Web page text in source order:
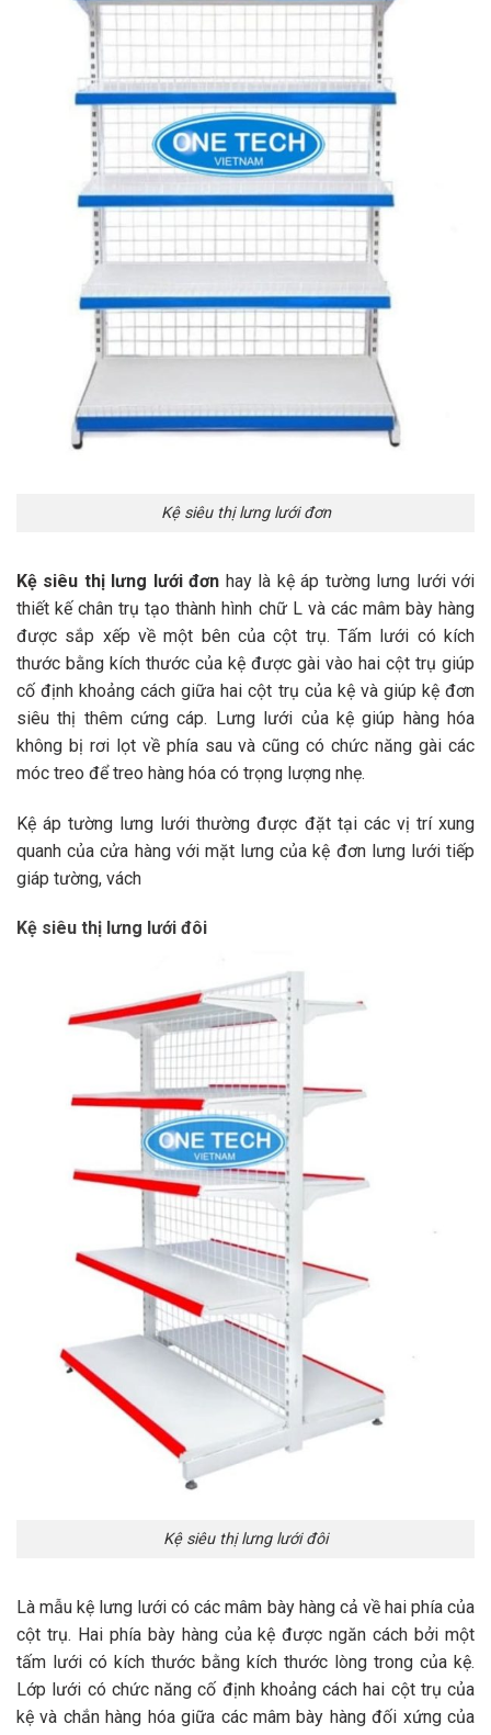
Kệ siêu thị lưng lưới đơn
Kệ siêu thị lưng lưới đơn hay là kệ áp tường lưng lưới với
thiết kế chân trụ tạo thành hình chữ L và các mâm bày hàng
được sắp xếp về một bên của cột trụ. Tấm lưới có kích
thước bằng kích thước của kệ được gài vào hai cột trụ giúp
cố định khoảng cách giữa hai cột trụ của kệ và giúp kệ đơn
siêu thị thêm cứng cáp. Lưng lưới của kệ giúp hàng hóa
không bị rơi lọt về phía sau và cũng có chức năng gài các
móc treo để treo hàng hóa có trọng lượng nhẹ.
Kệ áp tường lưng lưới thường được đặt tại các vị trí xung
quanh của cửa hàng với mặt lưng của kệ đơn lưng lưới tiếp
giáp tường, vách
Kệ siêu thị lưng lưới đôi
Kệ siêu thị lưng lưới đôi
Là mẫu kệ lưng lưới có các mâm bày hàng cả về hai phía của
cột trụ. Hai phía bày hàng của kệ được ngăn cách bởi một
tấm lưới có kích thước bằng kích thước lòng trong của kệ.
Lớp lưới có chức năng cố định khoảng cách hai cột trụ của
kệ và chắn hàng hóa giữa các mâm bày hàng đối xứng của